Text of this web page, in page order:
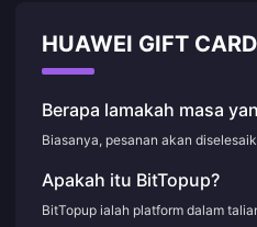
HUAWEI GIFT
Berapa lamakah masa
Biasanya, pesanan akan
Apakah itu BitTopup?
BitTopup ialah platform dalam